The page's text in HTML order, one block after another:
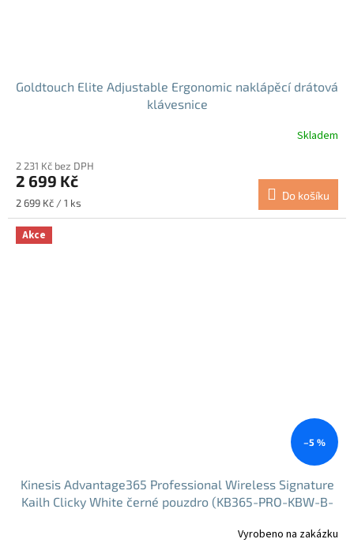
Goldtouch Elite Adjustable Ergonomic naklápěcí drátová
klávesnice
Skladem
2 231 Kč bez DPH
2 699 Kč
Měrná
cena:
2 699 Kč / 1 ks
Do košíku
Akce
–5 %
Kinesis Advantage365 Professional Wireless Signature
Kailh Clicky White černé pouzdro (KB365-PRO-KBW-B-
Vyrobeno na zakázku